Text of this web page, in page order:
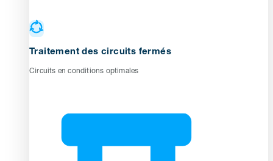
Traitement des circuits fermés
Circuits en conditions optimales